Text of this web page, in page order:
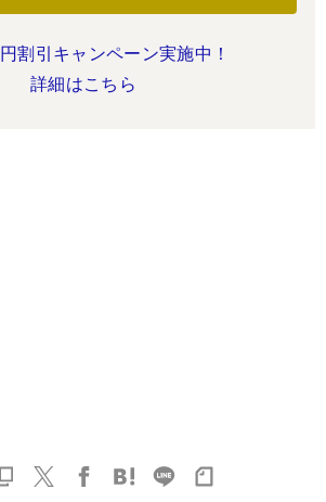
割引キャンペーン実施中！
詳細はこちら